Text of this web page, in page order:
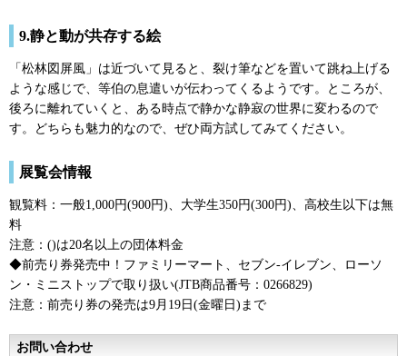
9.静と動が共存する絵
「松林図屏風」は近づいて見ると、裂け筆などを置いて跳ね上げる
ような感じで、等伯の息遣いが伝わってくるようです。ところが、
後ろに離れていくと、ある時点で静かな静寂の世界に変わるので
す。どちらも魅力的なので、ぜひ両方試してみてください。
展覧会情報
観覧料：一般1,000円(900円)、大学生350円(300円)、高校生以下は無
料
注意：()は20名以上の団体料金
◆前売り券発売中！ファミリーマート、セブン-イレブン、ローソ
ン・ミニストップで取り扱い(JTB商品番号：0266829)
注意：前売り券の発売は9月19日(金曜日)まで
お問い合わせ